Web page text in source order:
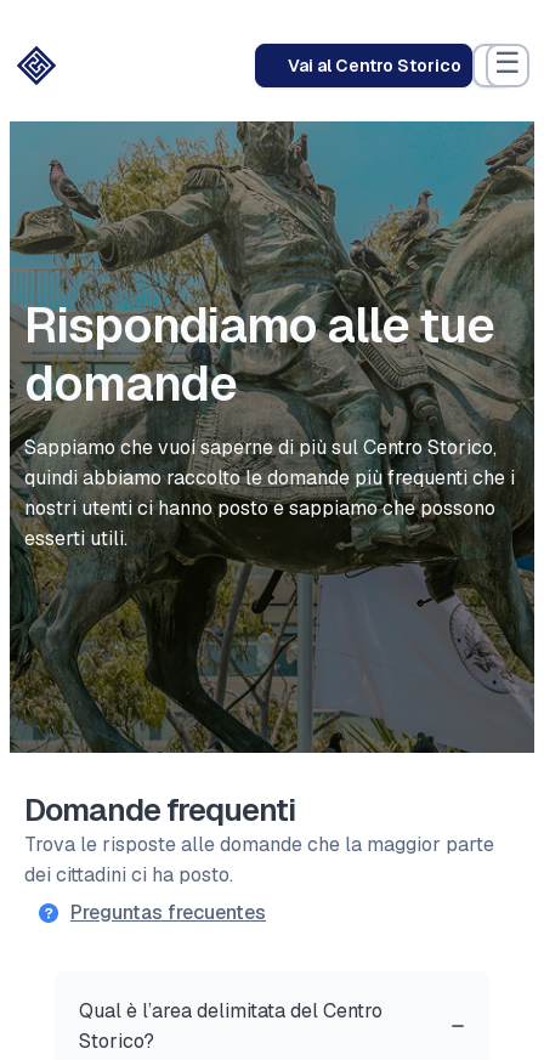
al
contenuto
Vai al Centro Storico ☰
Rispondiamo alle tue
domande
Sappiamo che vuoi saperne di più sul Centro Storico,
quindi abbiamo raccolto le domande più frequenti che i
nostri utenti ci hanno posto e sappiamo che possono
esserti utili.
Domande frequenti
Trova le risposte alle domande che la maggior parte
dei cittadini ci ha posto.
Preguntas frecuentes
Qual è l’area delimitata del Centro
Storico?